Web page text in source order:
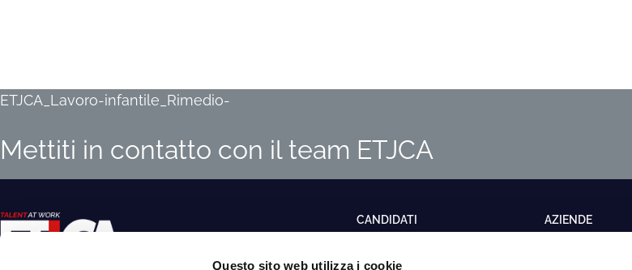
Questo sito web utilizza i cookie
ETJCA_Lavoro-infantile_Rimedio-
Mettiti in contatto con il team ETJCA
CANDIDATI
Servizi formativi
AZIENDE